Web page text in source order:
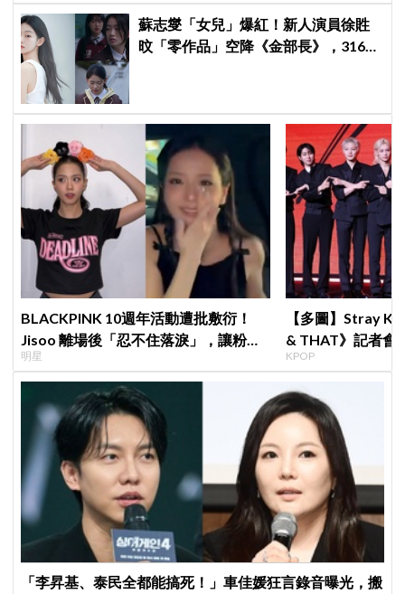
蘇志燮「女兒」爆紅！新人演員徐貹
旼「零作品」空降《金部長》，316萬
BLACKPINK 10週年活動遭批敷衍！
Jisoo 離場後「忍不住落淚」，讓粉絲
看了好心疼
明星
【多圖】Stray
& THAT》記者會
滿自信，預告「
KPOP
「李昇基、泰民全都能搞死！」車佳媛狂言錄音曝光，搬